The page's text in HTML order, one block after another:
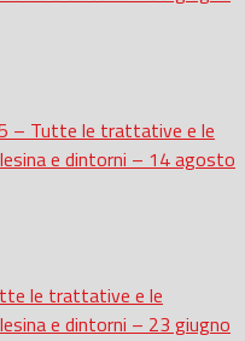
– Tutte le trattative e le
e dintorni – 14 agosto
le trattative e le
e dintorni – 23 giugno